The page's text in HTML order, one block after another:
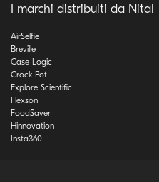
I marchi distribuiti da Nital
AirSelfie
Breville
Case Logic
Crock-Pot
Explore Scientific
Flexson
FoodSaver
Hinnovation
Insta360